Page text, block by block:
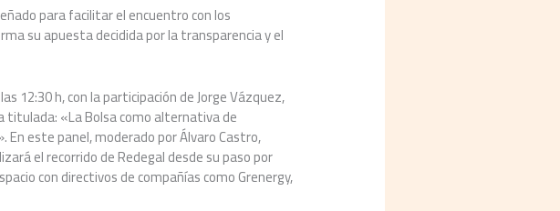
para facilitar el encuentro con los
su apuesta decidida por la transparencia y el
12:30 h, con la participación de Jorge Vázquez,
titulada: «La Bolsa como alternativa de
este panel, moderado por Álvaro Castro,
el recorrido de Redegal desde su paso por
con directivos de compañías como Grenergy,